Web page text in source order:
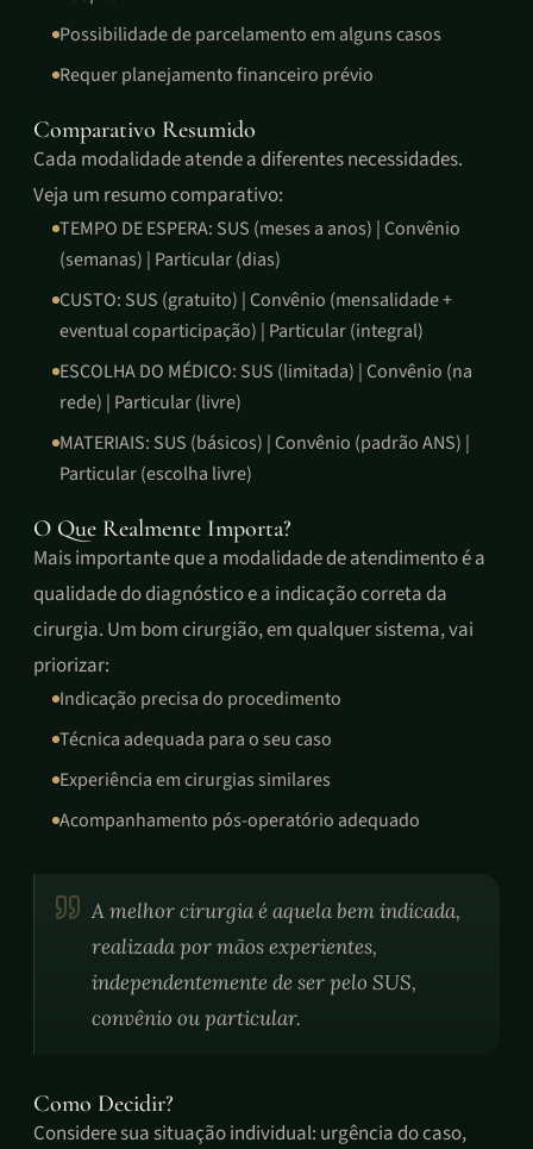
Possibilidade de parcelamento em alguns casos
Requer planejamento financeiro prévio
Comparativo Resumido
Cada modalidade atende a diferentes necessidades.
Veja um resumo comparativo:
TEMPO DE ESPERA: SUS (meses a anos) | Convênio
(semanas) | Particular (dias)
CUSTO: SUS (gratuito) | Convênio (mensalidade +
eventual coparticipação) | Particular (integral)
ESCOLHA DO MÉDICO: SUS (limitada) | Convênio (na
rede) | Particular (livre)
MATERIAIS: SUS (básicos) | Convênio (padrão ANS) |
Particular (escolha livre)
O Que Realmente Importa?
Mais importante que a modalidade de atendimento é a
qualidade do diagnóstico e a indicação correta da
cirurgia. Um bom cirurgião, em qualquer sistema, vai
priorizar:
Indicação precisa do procedimento
Técnica adequada para o seu caso
Experiência em cirurgias similares
Acompanhamento pós-operatório adequado
A melhor cirurgia é aquela bem indicada,
realizada por mãos experientes,
independentemente de ser pelo SUS,
convênio ou particular.
Como Decidir?
Considere sua situação individual: urgência do caso,